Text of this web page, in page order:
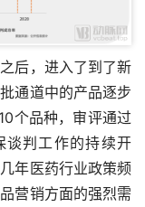
后，进入了到了新
通道中的产品逐步
个品种，审评通过
判工作的持续开
年医药行业政策频
营销方面的强烈需